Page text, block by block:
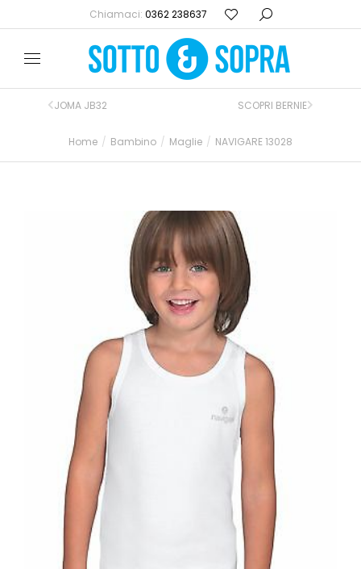
Chiamaci: 0362 238637
Tu sei qui:Home Bambino Maglie NAVIGARE 13028
JOMA JB32 SCOPRI BERNIE